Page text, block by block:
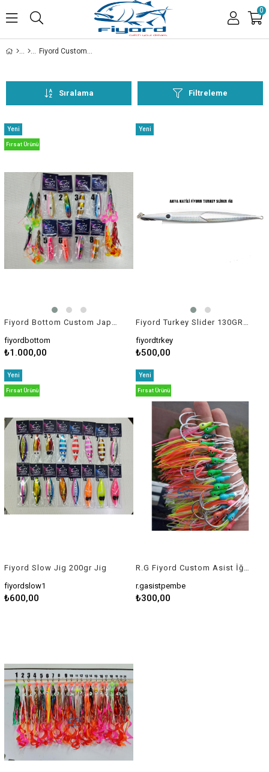
0
Fiyord Custom Özel Ürünler
Filtreleme
Sıralama
fiyordbottom
₺1.000,00
Yeni
Ürün
Fırsat Ürünü
fiyordtrkey
₺500,00
Yeni
Fiyord Slow Jig 200gr Jig
fiyordslow1
₺600,00
Yeni
Ürün
Fırsat Ürünü
R.G Fiyord Custom Asist İğne Slow Jig
r.gasistpembe
₺300,00
Yeni
Ürün
Fırsat Ürünü